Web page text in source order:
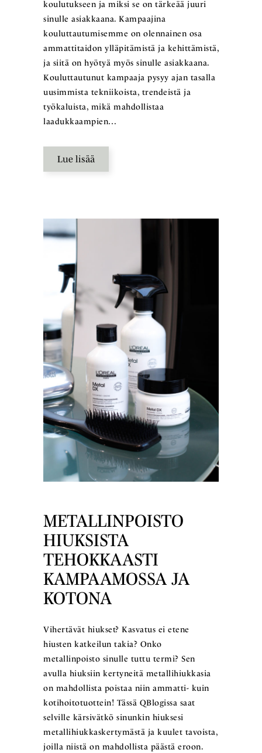
koulutukseen ja miksi se on tärkeää juuri
sinulle asiakkaana. Kampaajina
kouluttautumisemme on olennainen osa
ammattitaidon ylläpitämistä ja kehittämistä,
ja siitä on hyötyä myös sinulle asiakkaana.
Kouluttautunut kampaaja pysyy ajan tasalla
uusimmista tekniikoista, trendeistä ja
työkaluista, mikä mahdollistaa
laadukkaampien…
Lue lisää
METALLINPOISTO
HIUKSISTA
TEHOKKAASTI
KAMPAAMOSSA JA
KOTONA
Vihertävät hiukset? Kasvatus ei etene
hiusten katkeilun takia? Onko
metallinpoisto sinulle tuttu termi? Sen
avulla hiuksiin kertyneitä metallihiukkasia
on mahdollista poistaa niin ammatti- kuin
kotihoitotuottein! Tässä QBlogissa saat
selville kärsivätkö sinunkin hiuksesi
metallihiukkaskertymästä ja kuulet tavoista,
joilla niistä on mahdollista päästä eroon.